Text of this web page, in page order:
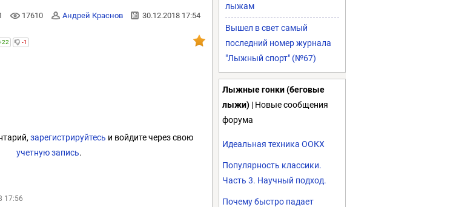
17610 Андрей Краснов 30.12.2018 17:54
-1
зарегистрируйтесь и войдите через свою
учетную запись.
17:56
лыжам
Вышел в свет самый
последний номер журнала
"Лыжный спорт" (№67)
Лыжные гонки (беговые
лыжи) | Новые сообщения
форума
Идеальная техника ООКХ
Популярность классики.
Часть 3. Научный подход.
Почему быстро падает